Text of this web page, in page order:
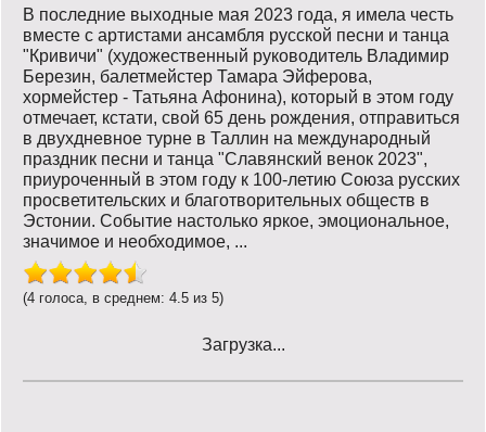
Login
В последние выходные мая 2023 года, я имела честь
вместе с артистами ансамбля русской песни и танца
"Кривичи" (художественный руководитель Владимир
Березин, балетмейстер Тамара Эйферова,
хормейстер - Татьяна Афонина), который в этом году
отмечает, кстати, свой 65 день рождения, отправиться
в двухдневное турне в Таллин на международный
праздник песни и танца "Славянский венок 2023",
приуроченный в этом году к 100-летию Союза русских
просветительских и благотворительных обществ в
Эстонии. Событие настолько яркое, эмоциональное,
значимое и необходимое, ...
(4 голоса, в среднем: 4.5 из 5)
Загрузка...